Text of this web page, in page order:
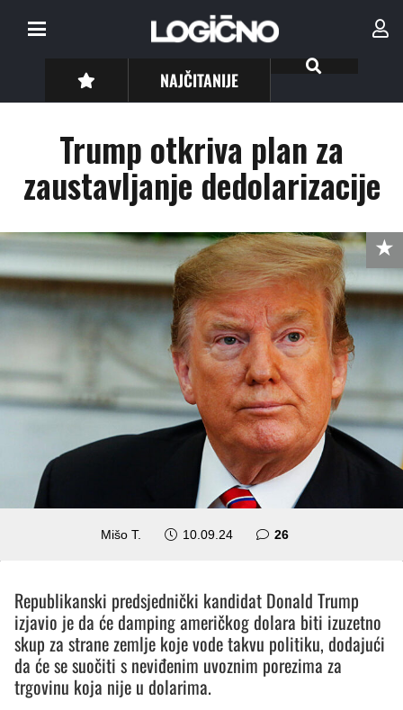
NAJČITANIJE
Trump otkriva plan za
zaustavljanje dedolarizacije
Mišo T. 10.09.24 26komentara
Republikanski predsjednički kandidat Donald Trump
izjavio je da će damping američkog dolara biti izuzetno
skup za strane zemlje koje vode takvu politiku, dodajući
da će se suočiti s neviđenim uvoznim porezima za
trgovinu koja nije u dolarima.